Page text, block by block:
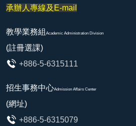
承辦人專線及E-mail
教學業務組 Academic Administration Division
(註冊選課)
+886-5-6315111
招生事務中心Admission Affairs Center
(網址)
+886-5-6315079